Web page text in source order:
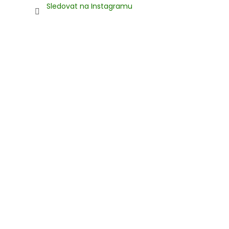
Sledovat na Instagramu